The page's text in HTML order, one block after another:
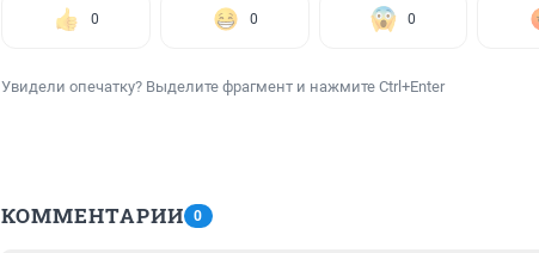
0 0 0
Увидели опечатку? Выделите фрагмент и нажмите Ctrl+Enter
КОММЕНТАРИИ 0